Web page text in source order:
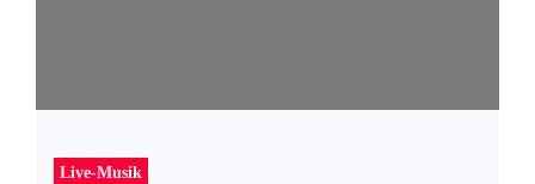
Live-Musik